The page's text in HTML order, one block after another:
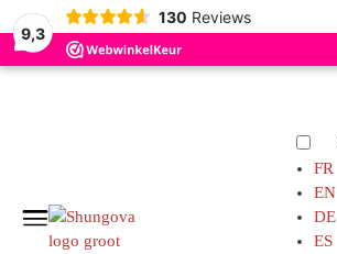
9,3
130 Reviews
FR
EN
DE
ES